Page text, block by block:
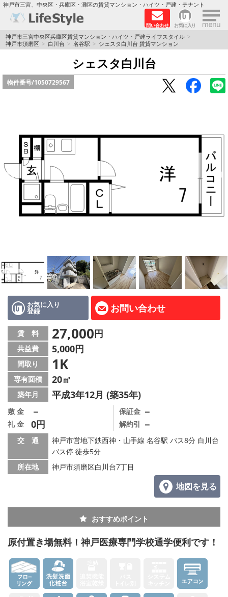
神戸市三宮、中央区・兵庫区・灘区の賃貸マンション・ハイツ・戸建・テナント
問い合わせ お気に入り ×
TOPページ
神戸の単身向けマンション特集
新築物件
保証人不要
高級賃貸
リノベーション物件
ペット飼育可能
地域から探す
地図から探す
店舗情報·アクセス
会社概要
メールでお問い合わせ
神戸市三宮中央区兵庫区賃貸マンション・ハイツ・戸建ライフスタイル
神戸市須磨区
白川台 名谷駅 シェスタ白川台 賃貸マンション
シェスタ白川台
物件番号/1050729567
お気に入り
登録 お問い合わせ
賃 料 27,000円
共益費 5,000円
間取り 1K
専有面積 20㎡
築年月 平成3年12月 (築35年)
敷 金 －
礼 金 0円
保証金 －
解約引 －
交 通
神戸市営地下鉄西神・山手線 名谷駅 バス8分 白川台
バス停 徒歩5分
所在地
神戸市須磨区白川台7丁目
地図を見る
おすすめポイント
原付置き場無料！神戸医療専門学校通学便利です！